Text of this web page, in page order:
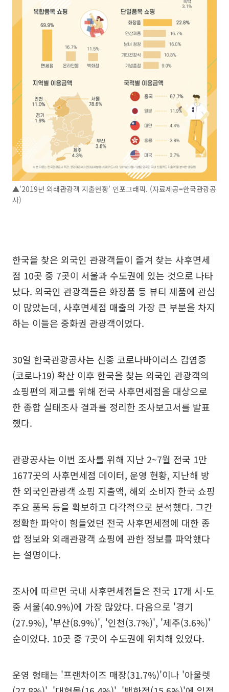
▲'2019년 외래관광객 지출현황' 인포그래픽. (자료제공=한국관광공
사)
한국을 찾은 외국인 관광객들이 즐겨 찾는 사후면세
점 10곳 중 7곳이 서울과 수도권에 있는 것으로 나타
났다. 외국인 관광객들은 화장품 등 뷰티 제품에 관심
이 많았는데, 사후면세점 매출의 가장 큰 부분을 차지
하는 이들은 중화권 관광객이었다.
30일 한국관광공사는 신종 코로나바이러스 감염증
(코로나19) 확산 이후 한국을 찾는 외국인 관광객의
쇼핑편의 제고를 위해 전국 사후면세점을 대상으로
한 종합 실태조사 결과를 정리한 조사보고서를 발표
했다.
관광공사는 이번 조사를 위해 지난 2~7월 전국 1만
1677곳의 사후면세점 데이터, 운영 현황, 지난해 방
한 외국인관광객 쇼핑 지출액, 해외 소비자 한국 쇼핑
주요 품목 등을 확보하고 다각적으로 분석했다. 그간
정확한 파악이 힘들었던 전국 사후면세점에 대한 종
합 정보와 외래관광객 쇼핑에 관한 정보를 파악했다
는 설명이다.
조사에 따르면 국내 사후면세점들은 전국 17개 시·도
중 서울(40.9%)에 가장 많았다. 다음으로 '경기
(27.9%), '부산(8.9%)', '인천(3.7%)', '제주(3.6%)'
순이었다. 10곳 중 7곳이 수도권에 위치해 있었다.
운영 형태는 '프랜차이즈 매장(31.7%)'이나 '아울렛